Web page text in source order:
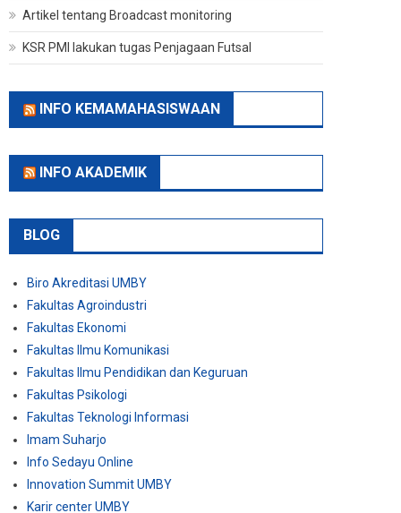
Artikel tentang Broadcast monitoring
KSR PMI lakukan tugas Penjagaan Futsal
INFO KEMAMAHASISWAAN
INFO AKADEMIK
BLOG
Biro Akreditasi UMBY
Fakultas Agroindustri
Fakultas Ekonomi
Fakultas Ilmu Komunikasi
Fakultas Ilmu Pendidikan dan Keguruan
Fakultas Psikologi
Fakultas Teknologi Informasi
Imam Suharjo
Info Sedayu Online
Innovation Summit UMBY
Karir center UMBY